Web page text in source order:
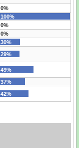
0%
100%
0%
0%
30%
29%
49%
37%
42%